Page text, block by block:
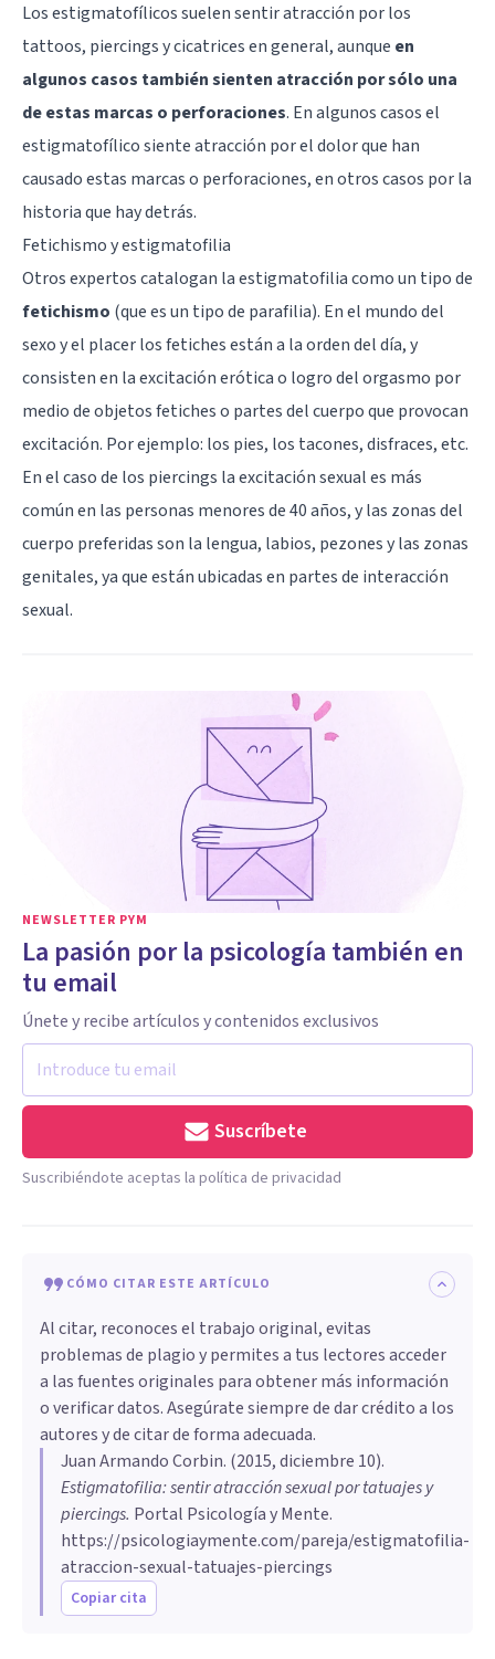
Los estigmatofílicos suelen sentir atracción por los
tattoos, piercings y cicatrices en general, aunque en
algunos casos también sienten atracción por sólo una
de estas marcas o perforaciones. En algunos casos el
estigmatofílico siente atracción por el dolor que han
causado estas marcas o perforaciones, en otros casos por la
historia que hay detrás.
Fetichismo y estigmatofilia
Otros expertos catalogan la estigmatofilia como un tipo de
fetichismo (que es un tipo de parafilia). En el mundo del
sexo y el placer los fetiches están a la orden del día, y
consisten en la excitación erótica o logro del orgasmo por
medio de objetos fetiches o partes del cuerpo que provocan
excitación. Por ejemplo: los pies, los tacones, disfraces, etc.
En el caso de los piercings la excitación sexual es más
común en las personas menores de 40 años, y las zonas del
cuerpo preferidas son la lengua, labios, pezones y las zonas
genitales, ya que están ubicadas en partes de interacción
sexual.
NEWSLETTER PYM
La pasión por la psicología también en
tu email
Únete y recibe artículos y contenidos exclusivos
Suscríbete
Suscribiéndote aceptas la política de privacidad
CÓMO CITAR ESTE ARTÍCULO
Al citar, reconoces el trabajo original, evitas
problemas de plagio y permites a tus lectores acceder
a las fuentes originales para obtener más información
o verificar datos. Asegúrate siempre de dar crédito a los
autores y de citar de forma adecuada.
Juan Armando Corbin. (2015, diciembre 10).
Estigmatofilia: sentir atracción sexual por tatuajes y
piercings. Portal Psicología y Mente.
https://psicologiaymente.com/pareja/estigmatofilia-
atraccion-sexual-tatuajes-piercings
Copiar cita